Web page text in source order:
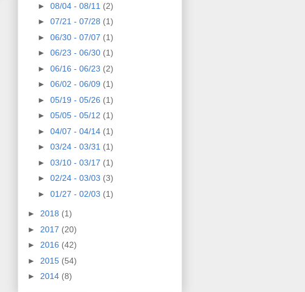
► 08/04 - 08/11 (2)
► 07/21 - 07/28 (1)
► 06/30 - 07/07 (1)
► 06/23 - 06/30 (1)
► 06/16 - 06/23 (2)
► 06/02 - 06/09 (1)
► 05/19 - 05/26 (1)
► 05/05 - 05/12 (1)
► 04/07 - 04/14 (1)
► 03/24 - 03/31 (1)
► 03/10 - 03/17 (1)
► 02/24 - 03/03 (3)
► 01/27 - 02/03 (1)
► 2018 (1)
► 2017 (20)
► 2016 (42)
► 2015 (54)
► 2014 (8)